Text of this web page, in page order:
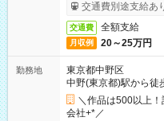
交通費別途支給あ
交通費 全額支給
月収例 20～25万円
勤務地
東京都中野区
中野(東京都)駅から徒
＼作品は500以上
会社+*／